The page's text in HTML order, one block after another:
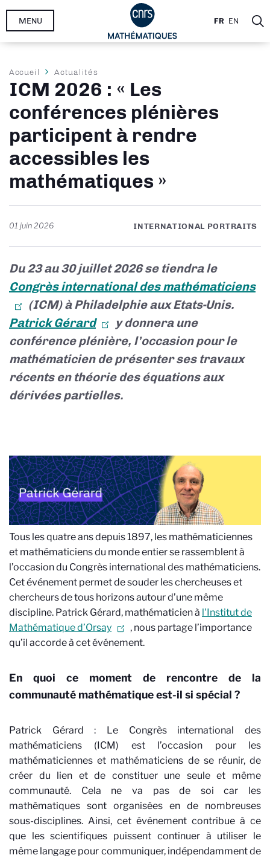
Aller
FR EN
MENU
Fil
d'Ariane
Accueil Actualités
ICM 2026 : « Les
conférences plénières
participent à rendre
accessibles les
mathématiques »
01 juin 2026 INTERNATIONAL PORTRAITS
Du 23 au 30 juillet 2026 se tiendra le
Congrès international des mathématiciens
(ICM) à Philadelphie aux Etats-Unis.
Patrick Gérard
y donnera une
conférence plénière, l’occasion pour le
mathématicien de présenter ses travaux
récents en théorie des équations aux
dérivées partielles.
Tous les quatre ans depuis 1897, les mathématiciennes
et mathématiciens du monde entier se rassemblent à
l’occasion du Congrès international des mathématiciens.
Cet événement permet de souder les chercheuses et
chercheurs de tous horizons autour d’une même
discipline. Patrick Gérard, mathématicien à l'Institut de
Mathématique d’Orsay
, nous partage l’importance
qu’il accorde à cet événement.
En quoi ce moment de rencontre de la
communauté mathématique est-il si spécial ?
Patrick Gérard : Le Congrès international des
mathématiciens (ICM) est l’occasion pour les
mathématiciennes et mathématiciens de se réunir, de
créer du lien et de constituer une seule et même
communauté. Cela ne va pas de soi car les
mathématiques sont organisées en de nombreuses
sous-disciplines. Ainsi, cet événement contribue à ce
que les scientifiques puissent continuer à utiliser le
même langage pour communiquer, indépendamment de